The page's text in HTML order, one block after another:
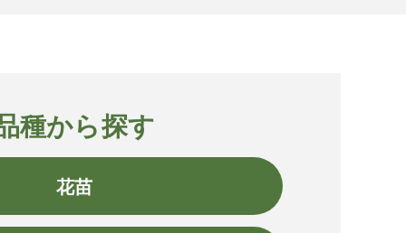
種から探す
花苗